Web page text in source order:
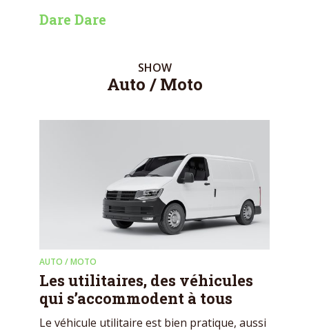
Dare Dare
SHOW
Auto / Moto
AUTO / MOTO
Les utilitaires, des véhicules
qui s’accommodent à tous
Le véhicule utilitaire est bien pratique, aussi